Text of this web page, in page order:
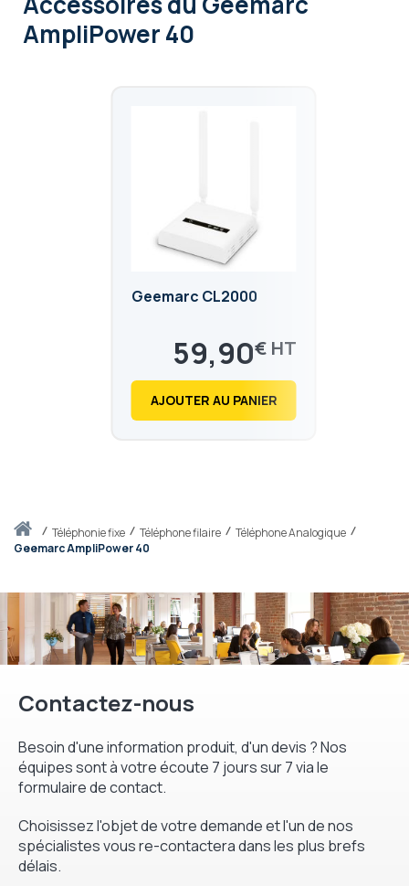
Accueiltéléphonie fixe Téléphone filaire
Téléphone Analogique
Geemarc AmpliPower 40
AmpliPower 40
Geemarc CL2000
59,90€
71,88
AJOUTER AU PANIER
Contactez-nous
Besoin d'une information produit, d'un devis ? Nos
équipes sont à votre écoute 7 jours sur 7 via le
formulaire de contact.
Choisissez l'objet de votre demande et l'un de nos
spécialistes vous re-contactera dans les plus brefs
délais.